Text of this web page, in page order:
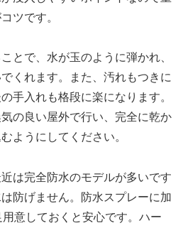
ツです。
とで、水が玉のように弾かれ、
くれます。また、汚れもつきに
手入れも格段に楽になります。
の良い屋外で行い、完全に乾か
ようにしてください。
は完全防水のモデルが多いです
防げません。防水スプレーに加
意しておくと安心です。ハー